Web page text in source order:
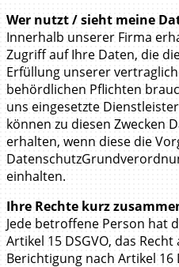
Wer nutzt / sieht meine
Innerhalb unserer Firma
Zugriff auf Ihre Daten, die
Erfüllung unserer
behördlichen Pflichten
uns eingesetzte
können zu diesen Zwecken
erhalten, wenn diese die
einhalten.
Ihre Rechte kurz
Jede betroffene Person hat
Artikel 15 DSGVO, das Recht
Berichtigung nach Artikel 16